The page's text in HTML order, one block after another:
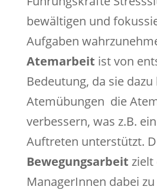
bewältigen und
Aufgaben
Atemarbeit ist von
Bedeutung, da sie
Atemübungen die
verbessern, was z.B.
Auftreten unterstützt.
Bewegungsarbeit zielt
ManagerInnen dabei